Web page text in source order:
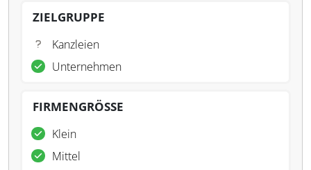
ZIELGRUPPE
Kanzleien
Unternehmen
FIRMENGRÖSSE
Klein
Mittel